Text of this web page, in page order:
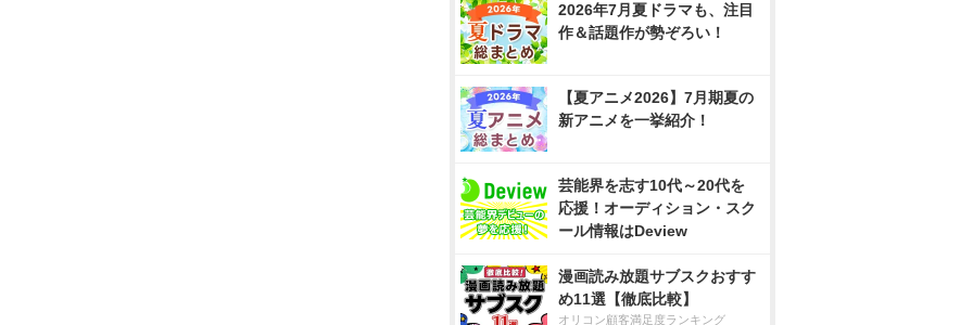
2026年7月夏ドラマも、注目
作＆話題作が勢ぞろい！
【夏アニメ2026】7月期夏の
新アニメを一挙紹介！
芸能界を志す10代～20代を
応援！オーディション・スク
ール情報はDeview
漫画読み放題サブスクおすす
め11選【徹底比較】
オリコン顧客満足度ランキング